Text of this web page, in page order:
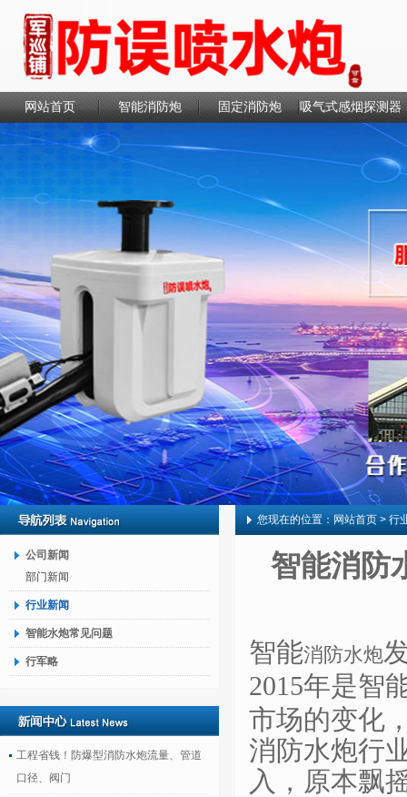
网站首页 智能消防炮 固定消防炮 吸气式感烟探测器
联系我们
公司新闻
部门新闻
行业新闻
智能水炮常见问题
行军略
工程省钱！防爆型消防水炮流量、管道
口径、阀门
您现在的位置： 网站首页 > 行
智能消防
智能消防水炮
2015年是智
市场的变化
消防水炮行
入，原本飘